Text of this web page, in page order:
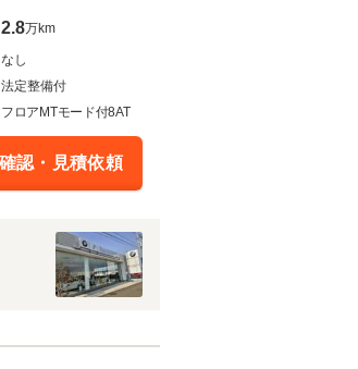
2.8万km
なし
法定整備付
フロアMTモード付8AT
認・見積依頼